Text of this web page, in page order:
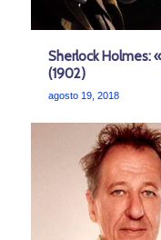
Sherlock Holmes:
(1902)
agosto 19, 2018